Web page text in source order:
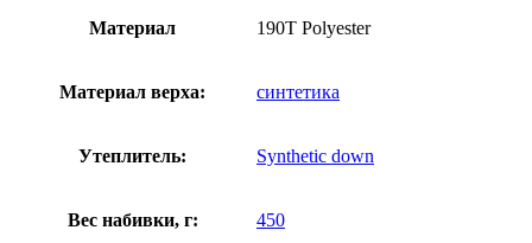
Материал 190T Polyester
Материал верха: синтетика
Утеплитель: Synthetic down
Вес набивки, г: 450